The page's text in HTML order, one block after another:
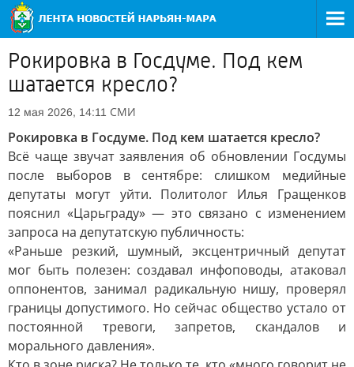
Рокировка в Госдуме. Под кем
шатается кресло?
12 мая 2026, 14:11 СМИ
Рокировка в Госдуме. Под кем шатается кресло?
Всё чаще звучат заявления об обновлении Госдумы
после выборов в сентябре: слишком медийные
депутаты могут уйти. Политолог Илья Гращенков
пояснил «Царьграду» — это связано с изменением
запроса на депутатскую публичность:
«Раньше резкий, шумный, эксцентричный депутат
мог быть полезен: создавал инфоповоды, атаковал
оппонентов, занимал радикальную нишу, проверял
границы допустимого. Но сейчас общество устало от
постоянной тревоги, запретов, скандалов и
морального давления».